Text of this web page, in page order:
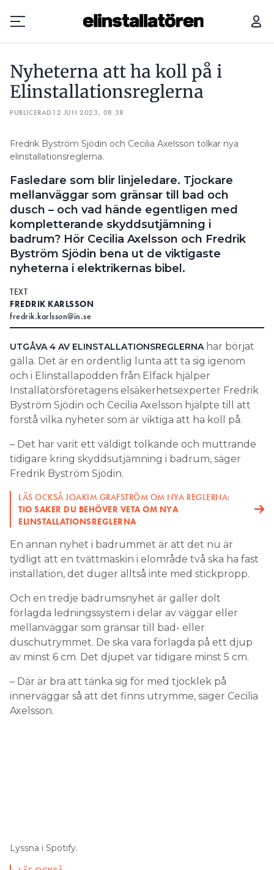
Prenumerera
Hantera prenumeration
Lediga jobb
Annonsera
Läs E-tidningen
Om tidningen
Kontakt
Personuppgifter
Search for:
SEARCH
Nyheterna att ha koll på i
Elinstallationsreglerna
PUBLICERAD 12 JUN 2023, 08:38
Fredrik Byström Sjödin och Cecilia Axelsson tolkar nya
elinstallationsreglerna.
Fasledare som blir linjeledare. Tjockare
mellanväggar som gränsar till bad och
dusch – och vad hände egentligen med
kompletterande skyddsutjämning i
badrum? Hör Cecilia Axelsson och Fredrik
Byström Sjödin bena ut de viktigaste
nyheterna i elektrikernas bibel.
TEXT
FREDRIK KARLSSON
fredrik.karlsson@in.se
UTGÅVA 4 AV ELINSTALLATIONSREGLERNA har börjat
gälla. Det är en ordentlig lunta att ta sig igenom
och i Elinstallapodden från Elfack hjälper
Installatörsföretagens elsäkerhetsexperter Fredrik
Byström Sjödin och Cecilia Axelsson hjälpte till att
förstå vilka nyheter som är viktiga att ha koll på.
– Det har varit ett väldigt tolkande och muttrande
tidigare kring skyddsutjämning i badrum, säger
Fredrik Byström Sjödin.
LÄS OCKSÅ JOAKIM GRAFSTRÖM OM NYA REGLERNA:
TIO SAKER DU BEHÖVER VETA OM NYA
ELINSTALLATIONSREGLERNA
En annan nyhet i badrummet är att det nu är
tydligt att en tvättmaskin i elområde två ska ha fast
installation, det duger alltså inte med stickpropp.
Och en tredje badrumsnyhet är gäller dolt
förlagda ledningssystem i delar av väggar eller
mellanväggar som gränsar till bad- eller
duschutrymmet. De ska vara förlagda på ett djup
av minst 6 cm. Det djupet var tidigare minst 5 cm.
– Där är bra att tänka sig för med tjocklek på
innerväggar så att det finns utrymme, säger Cecilia
Axelsson.
Lyssna i Spotify.